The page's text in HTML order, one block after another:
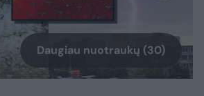
Daugiau nuotraukų (30)